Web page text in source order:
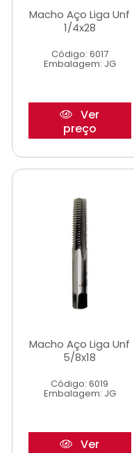
Macho Aço Liga Unf
1/4x28
Código: 6017
Embalagem: JG
Ver
preço
Macho Aço Liga Unf
5/8x18
Código: 6019
Embalagem: JG
Ver